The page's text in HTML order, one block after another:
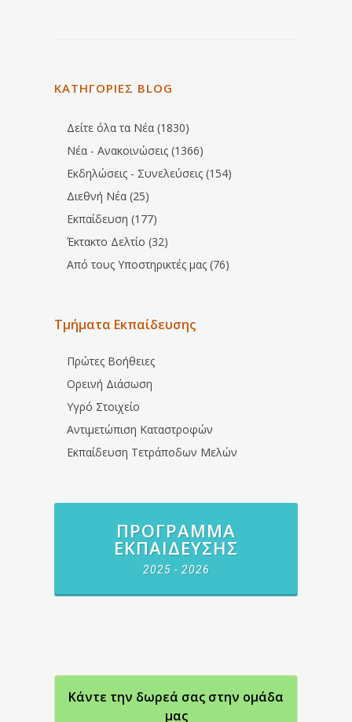
ΚΑΤΗΓΟΡΙΕΣ BLOG
Δείτε όλα τα Νέα (1830)
Νέα - Ανακοινώσεις (1366)
Εκδηλώσεις - Συνελεύσεις (154)
Διεθνή Νέα (25)
Εκπαίδευση (177)
Έκτακτο Δελτίο (32)
Από τους Υποστηρικτές μας (76)
Τμήματα Εκπαίδευσης
Πρώτες Βοήθειες
Ορεινή Διάσωση
Υγρό Στοιχείο
Αντιμετώπιση Καταστροφών
Εκπαίδευση Τετράποδων Μελών
ΠΡΌΓΡΑΜΜΑ
ΕΚΠΑΊΔΕΥΣΗΣ
2025 - 2026
Κάντε την δωρεά σας στην oμάδα
μας